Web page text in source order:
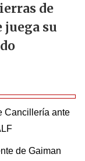
de
su
Cancillería ante
de Gaiman